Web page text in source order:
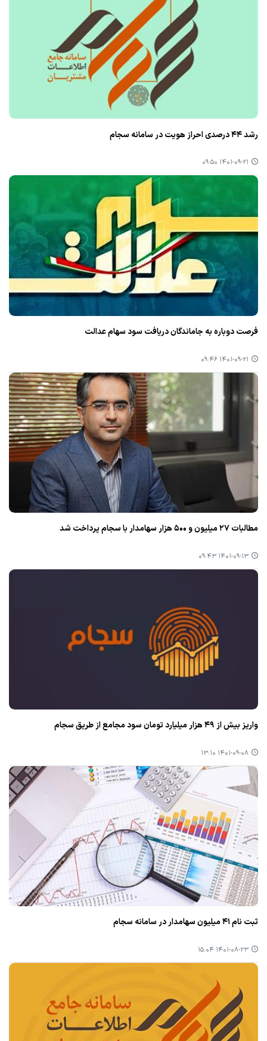
رشد ۴۴ درصدی احراز هویت در سامانه سجام
۱۴۰۱-۰۹-۲۱ ۰۹:۵۰
فرصت دوباره به جاماندگان دریافت سود سهام عدالت
۱۴۰۱-۰۹-۲۱ ۰۹:۴۶
مطالبات ۲۷ میلیون و ۵۰۰ هزار سهامدار با سجام پرداخت شد
۱۴۰۱-۰۹-۱۳ ۰۹:۴۳
واریز بیش از ۴۹ هزار میلیارد تومان سود مجامع از طریق سجام
۱۴۰۱-۰۹-۰۸ ۱۳:۱۰
ثبت نام ۴۱ میلیون سهامدار در سامانه سجام
۱۴۰۱-۰۸-۲۳ ۱۵:۰۴